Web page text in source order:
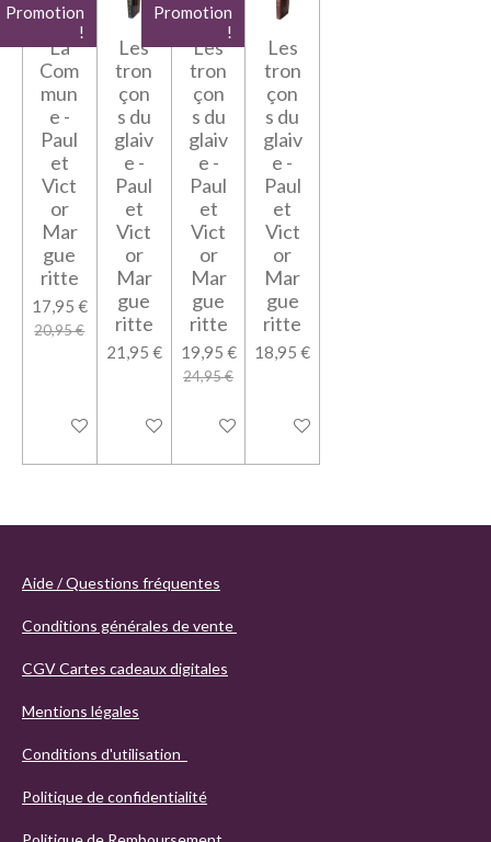
Promotion
!
La
Com
mun
e -
Paul
et
Vict
or
Mar
gue
ritte
17,95 €
20,95 €
Ajouter au panier
Les
tron
çon
s du
glaiv
e -
Paul
et
Vict
or
Mar
gue
ritte
21,95 €
Ajouter au panier
Promotion
!
Les
tron
çon
s du
glaiv
e -
Paul
et
Vict
or
Mar
gue
ritte
19,95 €
24,95 €
Ajouter au panier
Les
tron
çon
s du
glaiv
e -
Paul
et
Vict
or
Mar
gue
ritte
18,95 €
Ajouter au panier
Aide / Questions fréquentes
Conditions générales de vente
CGV Cartes cadeaux digitales
Mentions légales
Conditions d'utilisation
Politique de confidentialité